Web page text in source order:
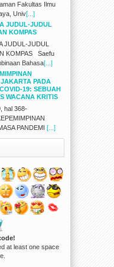
Fakultas Ilmu
Univ[...]
JUDUL-JUDUL
KOMPAS
JUDUL-JUDUL
KOMPAS Saefu
Bahasa[...]
PADA
19: SEBUAH
WACANA KRITIS
hal 368-
PANDEMI [...]
at least one space